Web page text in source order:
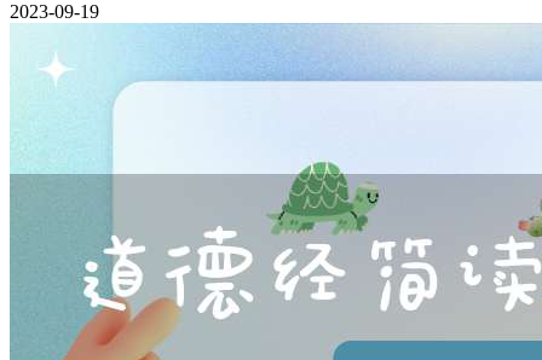
2023-09-19